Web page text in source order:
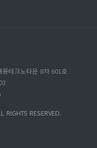
테크노타운 8차 601호
RIGHTS RESERVED.